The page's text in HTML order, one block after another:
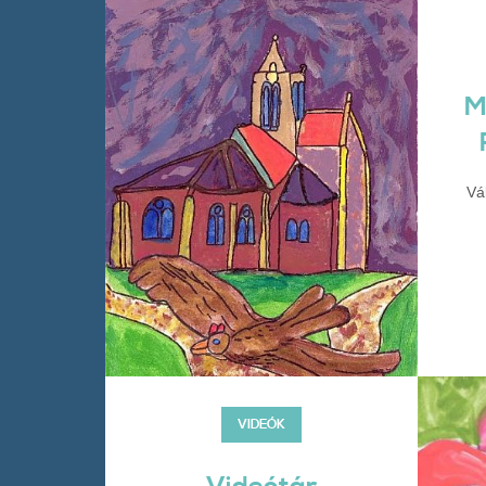
VIDEÓK